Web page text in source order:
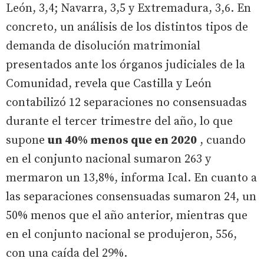
León, 3,4; Navarra, 3,5 y Extremadura, 3,6. En
concreto, un análisis de los distintos tipos de
demanda de disolución matrimonial
presentados ante los órganos judiciales de la
Comunidad, revela que Castilla y León
contabilizó 12 separaciones no consensuadas
durante el tercer trimestre del año, lo que
supone un 40% menos que en 2020 , cuando
en el conjunto nacional sumaron 263 y
mermaron un 13,8%, informa Ical. En cuanto a
las separaciones consensuadas sumaron 24, un
50% menos que el año anterior, mientras que
en el conjunto nacional se produjeron, 556,
con una caída del 29%.